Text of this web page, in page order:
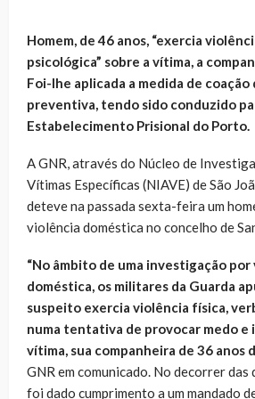
Homem, de 46 anos, “exercia
psicológica” sobre a vítima, a
Foi-lhe aplicada a medida de coação
preventiva, tendo sido conduzido
Estabelecimento Prisional do Porto.
A GNR, através do Núcleo de
Vítimas Específicas (NIAVE) de São
deteve na passada sexta-feira um
violência doméstica no concelho de
“No âmbito de uma investigação
doméstica, os militares da Guarda
suspeito exercia violência física,
numa tentativa de provocar medo e
vítima, sua companheira de 36 anos
GNR em comunicado. No decorrer
foi dado cumprimento a um mandado